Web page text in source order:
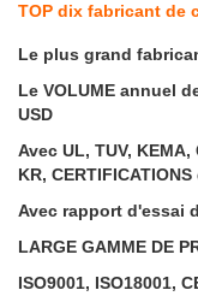
TOP dix fabricant de
Le plus grand
Le VOLUME annuel
USD
Avec UL, TUV, KEMA,
KR,
Avec rapport d'essai
LARGE GAMME DE
ISO9001, ISO18001,